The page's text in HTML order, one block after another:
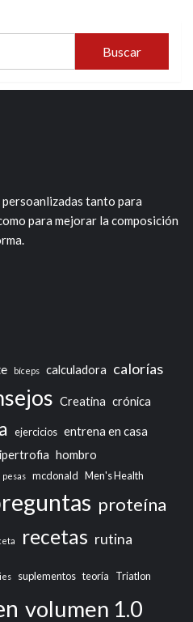
Buscar
tanto para
para mejorar la composición
bíceps calculadora calorías
Creatina crónica
ejercicios entrena en casa
hombro
pesas mcdonald Men's Health
proteína
recetas rutina
suplementos teoría Triatlon
volumen 1.0